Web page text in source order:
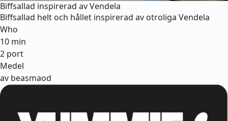
Biffsallad inspirerad av Vendela
Biffsallad helt och hållet inspirerad av otroliga Vendela
Who
10 min
2 port
Medel
av beasmaod